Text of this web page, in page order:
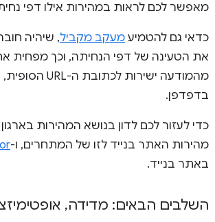
מאפשר לכם לראות במהירות אילו דפי
כדאי גם להטמיע מעקב מקביל
את הטעינה של דפי הנחיתה, וכך מפחית
מהמודעה ישירות לכתובת ה-URL הסופית, ומדידת הקליקים מתבצעת ברקע באמצעות השיטה
בדפדפן.
כדי לעזור לכם לדון בנושא המהירות
מהירות האתר בנייד לזו של המתחרים, ו-
באתר בנייד.
השלבים הבאים: מדידה,